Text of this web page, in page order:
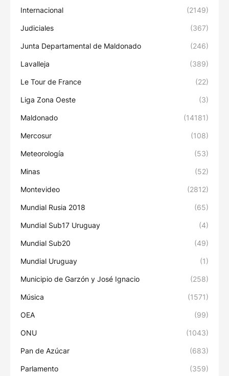
Internacional (2149)
Judiciales (367)
Junta Departamental de Maldonado (246)
Lavalleja (389)
Le Tour de France (22)
Liga Zona Oeste (3)
Maldonado (14181)
Mercosur (108)
Meteorología (53)
Minas (52)
Montevideo (2812)
Mundial Rusia 2018 (65)
Mundial Sub17 Uruguay (4)
Mundial Sub20 (49)
Mundial Uruguay (1)
Municipio de Garzón y José Ignacio (258)
Música (1571)
OEA (99)
ONU (1043)
Pan de Azúcar (683)
Parlamento (359)